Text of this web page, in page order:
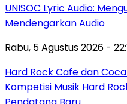
UNISOC Lyric Audio:
Mendengarkan Audio
Rabu, 5 Agustus 2026 -
Hard Rock Cafe dan
Kompetisi Musik Hard